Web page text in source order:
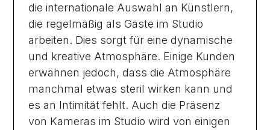
die internationale Auswahl an Künstlern,
die regelmäßig als Gäste im Studio
arbeiten. Dies sorgt für eine dynamische
und kreative Atmosphäre. Einige Kunden
erwähnen jedoch, dass die Atmosphäre
manchmal etwas steril wirken kann und
es an Intimität fehlt. Auch die Präsenz
von Kameras im Studio wird von einigen